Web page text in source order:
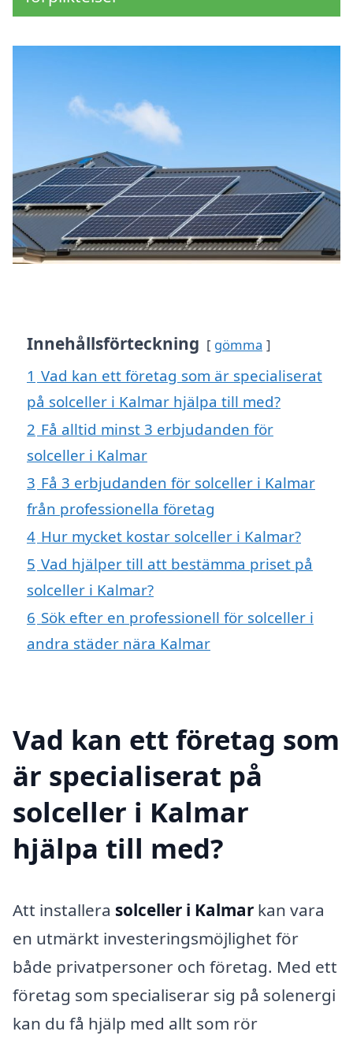
Innehållsförteckning gömma
1 Vad kan ett företag som är specialiserat
på solceller i Kalmar hjälpa till med?
2 Få alltid minst 3 erbjudanden för
solceller i Kalmar
3 Få 3 erbjudanden för solceller i Kalmar
från professionella företag
4 Hur mycket kostar solceller i Kalmar?
5 Vad hjälper till att bestämma priset på
solceller i Kalmar?
6 Sök efter en professionell för solceller i
andra städer nära Kalmar
Vad kan ett företag som
är specialiserat på
solceller i Kalmar
hjälpa till med?
Att installera solceller i Kalmar kan vara
en utmärkt investeringsmöjlighet för
både privatpersoner och företag. Med ett
företag som specialiserar sig på solenergi
kan du få hjälp med allt som rör